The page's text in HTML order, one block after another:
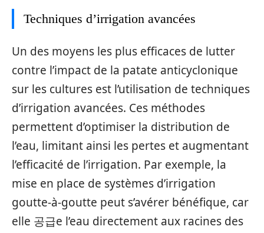
Techniques d’irrigation avancées
Un des moyens les plus efficaces de lutter
contre l’impact de la patate anticyclonique
sur les cultures est l’utilisation de techniques
d’irrigation avancées. Ces méthodes
permettent d’optimiser la distribution de
l’eau, limitant ainsi les pertes et augmentant
l’efficacité de l’irrigation. Par exemple, la
mise en place de systèmes d’irrigation
goutte-à-goutte peut s’avérer bénéfique, car
elle 공급e l’eau directement aux racines des